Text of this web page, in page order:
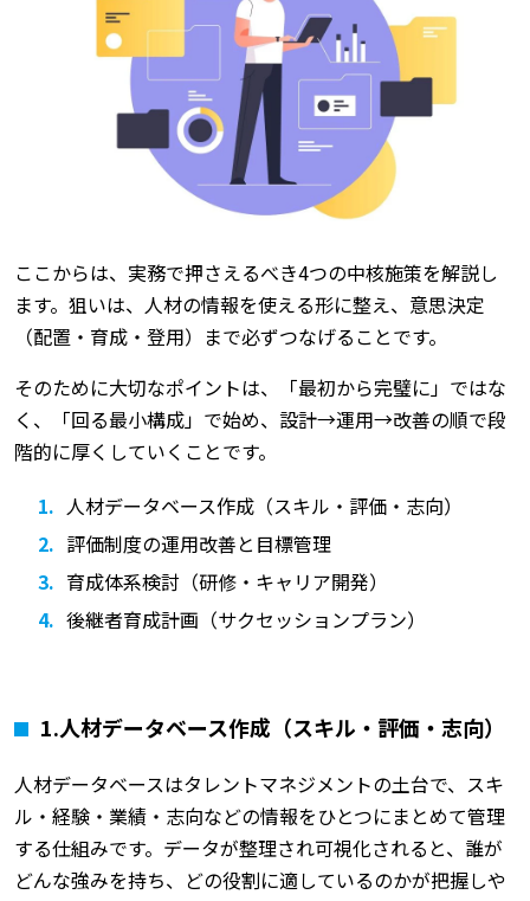
ここからは、実務で押さえるべき4つの中核施策を解説し
ます。狙いは、人材の情報を使える形に整え、意思決定
（配置・育成・登用）まで必ずつなげることです。
そのために大切なポイントは、「最初から完璧に」ではな
く、「回る最小構成」で始め、設計→運用→改善の順で段
階的に厚くしていくことです。
人材データベース作成（スキル・評価・志向）
評価制度の運用改善と目標管理
育成体系検討（研修・キャリア開発）
後継者育成計画（サクセッションプラン）
1.人材データベース作成（スキル・評価・志向）
人材データベースはタレントマネジメントの土台で、スキ
ル・経験・業績・志向などの情報をひとつにまとめて管理
する仕組みです。データが整理され可視化されると、誰が
どんな強みを持ち、どの役割に適しているのかが把握しや